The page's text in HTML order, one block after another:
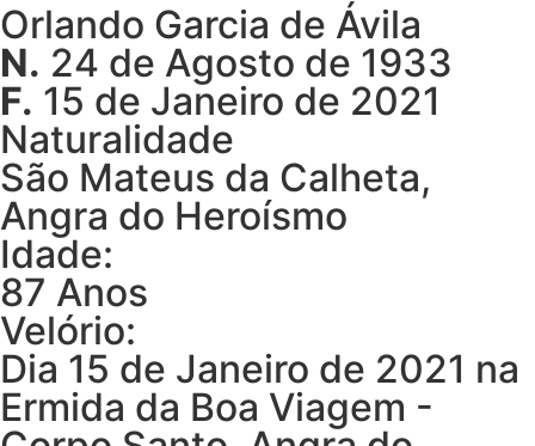
Orlando Garcia de Ávila
N. 24 de Agosto de 1933
F. 15 de Janeiro de 2021
Naturalidade
São Mateus da Calheta,
Angra do Heroísmo
Idade:
87 Anos
Velório:
Dia 15 de Janeiro de 2021 na
Ermida da Boa Viagem -